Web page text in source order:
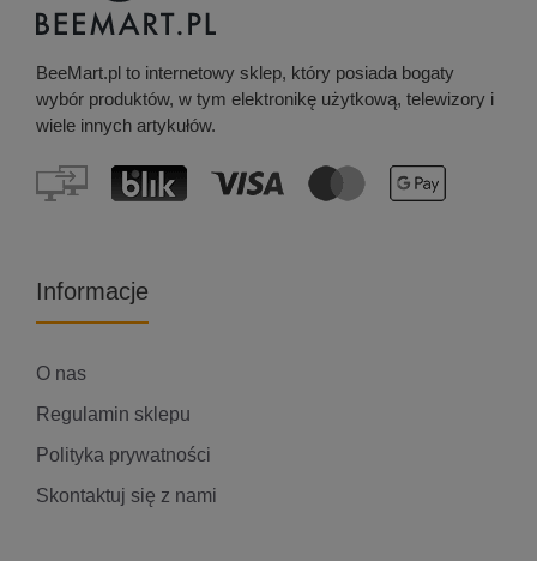
BeeMart.pl to internetowy sklep, który posiada bogaty
wybór produktów, w tym elektronikę użytkową, telewizory i
wiele innych artykułów.
Informacje
O nas
Regulamin sklepu
Polityka prywatności
Skontaktuj się z nami